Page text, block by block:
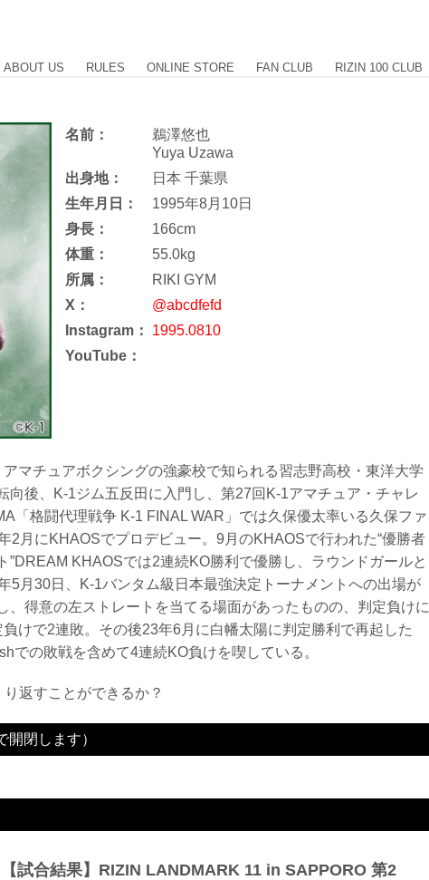
ABOUT US RULES ONLINE STORE FAN CLUB RIZIN 100 CLUB
名前：
鵜澤悠也
Yuya Uzawa
出身地：
日本 千葉県
生年月日：
1995年8月10日
身長：
166cm
体重：
55.0kg
所属：
RIKI GYM
X：
@abcdfefd
Instagram：
1995.0810
YouTube：
マチュアボクシングの強豪校で知られる習志野高校・東洋大学
向後、K-1ジム五反田に入門し、第27回K-1アマチュア・チャレ
「格闘代理戦争 K-1 FINAL WAR」では久保優太率いる久保ファ
2月にKHAOSでプロデビュー。9月のKHAOSで行われた“優勝者
”DREAM KHAOSでは2連続KO勝利で優勝し、ラウンドガールと
5月30日、K-1バンタム級日本最強決定トーナメントへの出場が
、得意の左ストレートを当てる場面があったものの、判定負けに
けで2連敗。その後23年6月に白幡太陽に判定勝利で再起した
での敗戦を含めて4連続KO負けを喫している。
返すことができるか？
閉します）
【試合結果】RIZIN LANDMARK 11 in SAPPORO 第2